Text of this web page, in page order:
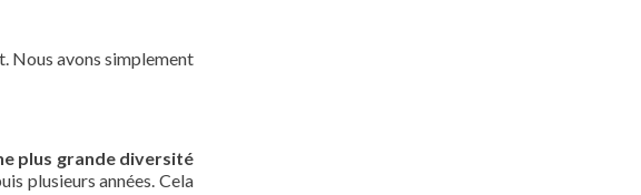
Nous avons simplement
plus grande diversité
plusieurs années. Cela